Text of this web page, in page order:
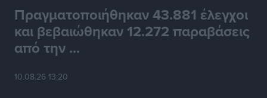
Πραγματοποιήθηκαν 43.881 έλεγχοι
και βεβαιώθηκαν 12.272 παραβάσεις
από την ...
10.08.26 13:20